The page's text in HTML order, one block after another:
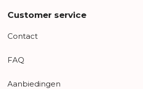
Customer service
Contact
FAQ
Aanbiedingen